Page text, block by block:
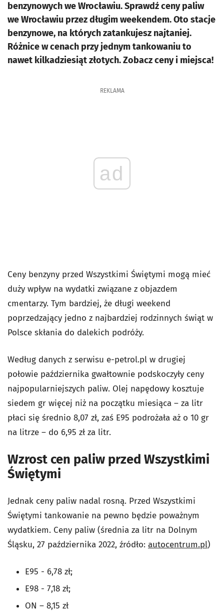
benzynowych we Wrocławiu. Sprawdź ceny paliw
we Wrocławiu przez długim weekendem. Oto stacje
benzynowe, na których zatankujesz najtaniej.
Różnice w cenach przy jednym tankowaniu to
nawet kilkadziesiąt złotych. Zobacz ceny i miejsca!
REKLAMA
ad
Ceny benzyny przed Wszystkimi Świętymi mogą mieć
duży wpływ na wydatki związane z objazdem
cmentarzy. Tym bardziej, że długi weekend
poprzedzający jedno z najbardziej rodzinnych świąt w
Polsce skłania do dalekich podróży.
Według danych z serwisu e-petrol.pl w drugiej
połowie października gwałtownie podskoczyły ceny
najpopularniejszych paliw. Olej napędowy kosztuje
siedem gr więcej niż na początku miesiąca – za litr
płaci się średnio 8,07 zł, zaś E95 podrożała aż o 10 gr
na litrze – do 6,95 zł za litr.
Wzrost cen paliw przed Wszystkimi
Świętymi
Jednak ceny paliw nadal rosną. Przed Wszystkimi
Świętymi tankowanie na pewno będzie poważnym
wydatkiem. Ceny paliw (średnia za litr na Dolnym
Śląsku, 27 października 2022, źródło: autocentrum.pl)
E95 - 6,78 zł;
E98 - 7,18 zł;
ON – 8,15 zł